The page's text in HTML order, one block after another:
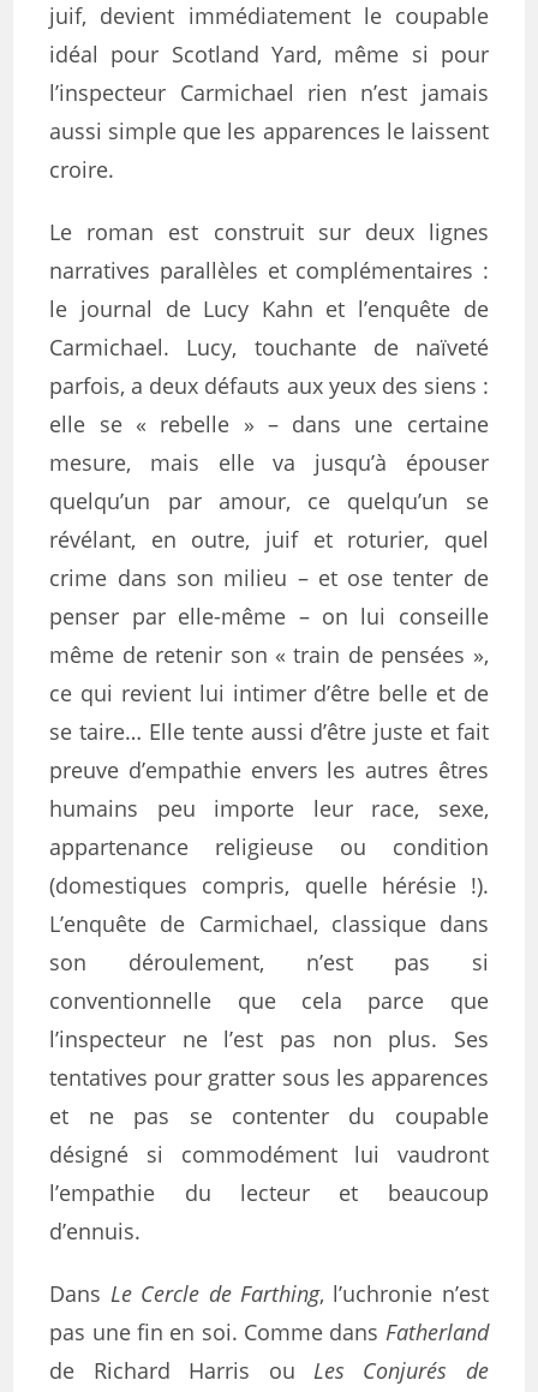
juif, devient immédiatement le coupable
idéal pour Scotland Yard, même si pour
l’inspecteur Carmichael rien n’est jamais
aussi simple que les apparences le laissent
croire.
Le roman est construit sur deux lignes
narratives parallèles et complémentaires :
le journal de Lucy Kahn et l’enquête de
Carmichael. Lucy, touchante de naïveté
parfois, a deux défauts aux yeux des siens :
elle se « rebelle » – dans une certaine
mesure, mais elle va jusqu’à épouser
quelqu’un par amour, ce quelqu’un se
révélant, en outre, juif et roturier, quel
crime dans son milieu – et ose tenter de
penser par elle-même – on lui conseille
même de retenir son « train de pensées »,
ce qui revient lui intimer d’être belle et de
se taire… Elle tente aussi d’être juste et fait
preuve d’empathie envers les autres êtres
humains peu importe leur race, sexe,
appartenance religieuse ou condition
(domestiques compris, quelle hérésie !).
L’enquête de Carmichael, classique dans
son déroulement, n’est pas si
conventionnelle que cela parce que
l’inspecteur ne l’est pas non plus. Ses
tentatives pour gratter sous les apparences
et ne pas se contenter du coupable
désigné si commodément lui vaudront
l’empathie du lecteur et beaucoup
d’ennuis.
Dans Le Cercle de Farthing, l’uchronie n’est
pas une fin en soi. Comme dans Fatherland
de Richard Harris ou Les Conjurés de